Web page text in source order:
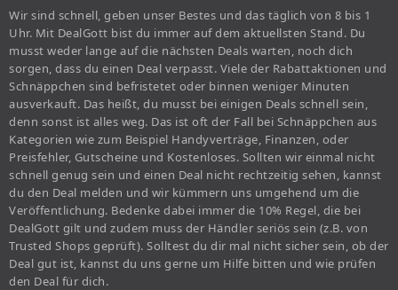
Wir sind schnell, geben unser Bestes und das täglich von 8 bis 1
Uhr. Mit DealGott bist du immer auf dem aktuellsten Stand. Du
musst weder lange auf die nächsten Deals warten, noch dich
sorgen, dass du einen Deal verpasst. Viele der Rabattaktionen und
Schnäppchen sind befristetet oder binnen weniger Minuten
ausverkauft. Das heißt, du musst bei einigen Deals schnell sein,
denn sonst ist alles weg. Das ist oft der Fall bei Schnäppchen aus
Kategorien wie zum Beispiel Handyverträge, Finanzen, oder
Preisfehler, Gutscheine und Kostenloses. Sollten wir einmal nicht
schnell genug sein und einen Deal nicht rechtzeitig sehen, kannst
du den Deal melden und wir kümmern uns umgehend um die
Veröffentlichung. Bedenke dabei immer die 10% Regel, die bei
DealGott gilt und zudem muss der Händler seriös sein (z.B. von
Trusted Shops geprüft). Solltest du dir mal nicht sicher sein, ob der
Deal gut ist, kannst du uns gerne um Hilfe bitten und wie prüfen
den Deal für dich.